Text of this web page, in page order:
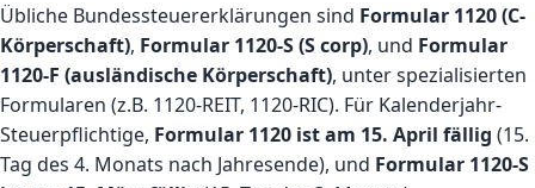
Übliche Bundessteuererklärungen sind Formular 1120 (C-
Körperschaft), Formular 1120-S (S corp), und Formular
1120-F (ausländische Körperschaft), unter spezialisierten
Formularen (z.B. 1120-REIT, 1120-RIC). Für Kalenderjahr-
Steuerpflichtige, Formular 1120 ist am 15. April fällig (15.
Tag des 4. Monats nach Jahresende), und Formular 1120-S